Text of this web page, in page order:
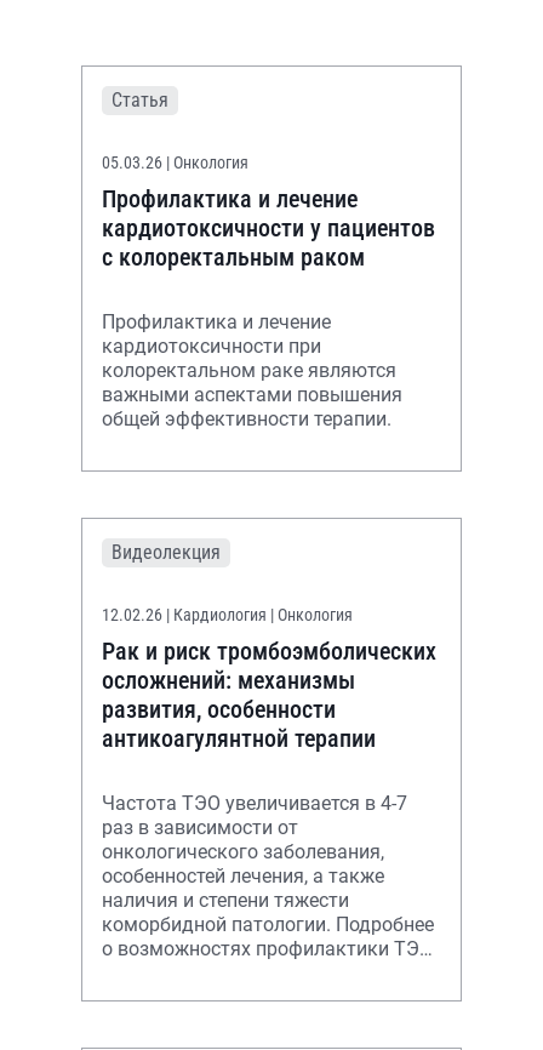
Статья
05.03.26 | Онкология
Профилактика и лечение
кардиотоксичности у пациентов
с колоректальным раком
Профилактика и лечение
кардиотоксичности при
колоректальном раке являются
важными аспектами повышения
общей эффективности терапии.
Видеолекция
12.02.26 | Кардиология | Онкология
Рак и риск тромбоэмболических
осложнений: механизмы
развития, особенности
антикоагулянтной терапии
Частота ТЭО увеличивается в 4-7
раз в зависимости от
онкологического заболевания,
особенностей лечения, а также
наличия и степени тяжести
коморбидной патологии. Подробнее
о возможностях профилактики ТЭО